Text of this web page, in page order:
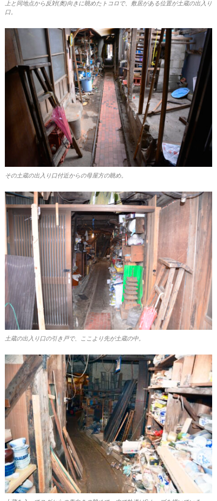
上と同地点から反対(奥)向きに眺めたトコロで、敷居がある位置が土蔵の出入り
口。
その土蔵の出入り口付近からの母屋方の眺め。
土蔵の出入り口の引き戸で、ここより先が土蔵の中。